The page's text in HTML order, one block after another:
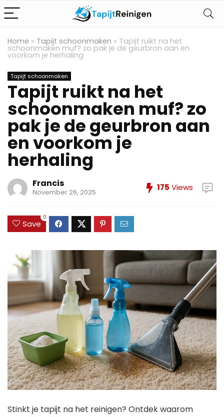
Home » Tapijt schoonmaken » Tapijt ruikt na het
schoonmaken muf? zo pak je de geurbron aan en
voorkom je herhaling
Tapijt schoonmaken
Tapijt ruikt na het
schoonmaken muf? zo
pak je de geurbron aan
en voorkom je
herhaling
Francis
November 26, 2025 175 Views
Save
0
Stinkt je tapijt na het reinigen? Ontdek waarom